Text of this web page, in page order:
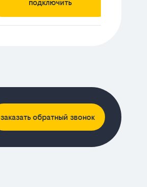
подключить
заказать обратный звонок